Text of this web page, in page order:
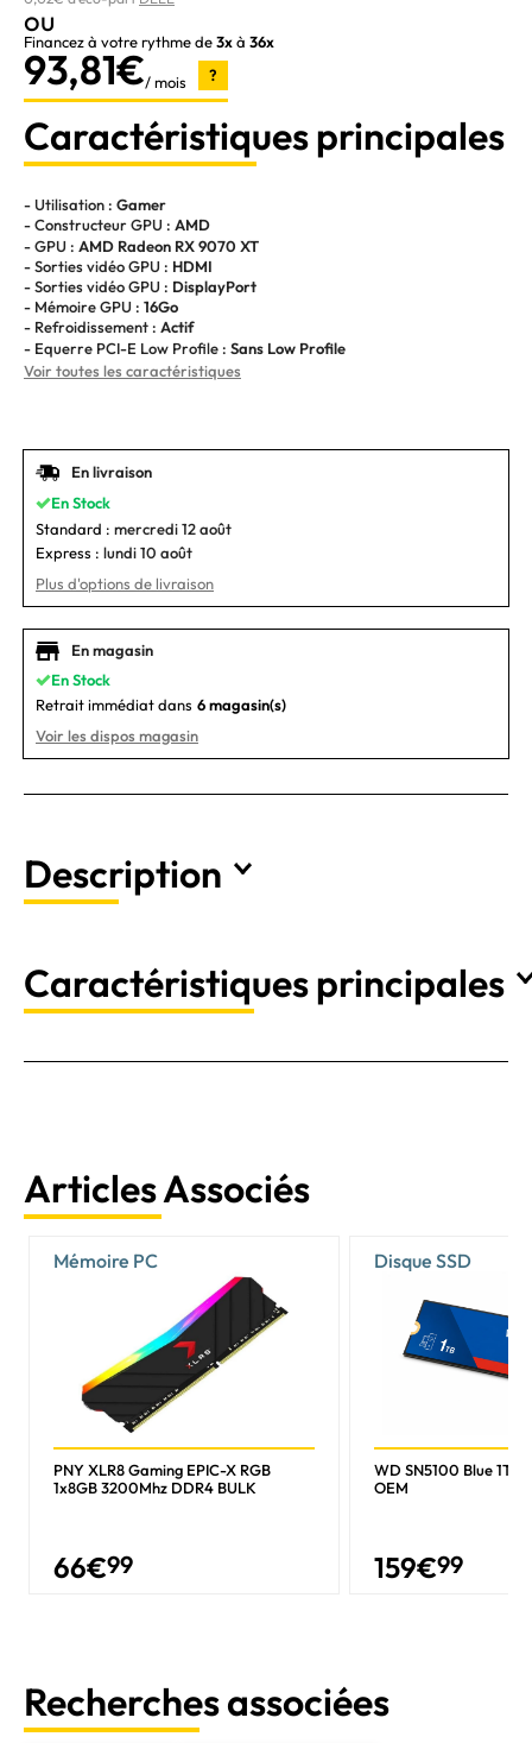
ou
Financez à votre rythme de3xà 36x
93,81€/ mois ?
Caractéristiques principales
- Utilisation : Gamer
- Constructeur GPU : AMD
- GPU : AMD Radeon RX 9070 XT
- Sorties vidéo GPU : HDMI
- Sorties vidéo GPU : DisplayPort
- Mémoire GPU : 16Go
- Refroidissement : Actif
- Equerre PCI-E Low Profile : Sans Low Profile
Voir toutes les caractéristiques
En livraison
En Stock
Standard : mercredi 12 août
Express : lundi 10 août
Plus d'options de livraison
En magasin
En Stock
Retrait immédiat dans 6 magasin(s)
Voir les dispos magasin
Description
Caractéristiques principales
Articles Associés
Mémoire PC
PNY XLR8 Gaming EPIC-X RGB
1x8GB 3200Mhz DDR4 BULK
66€99
Disque SSD
WD SN5100 Blue 1To
OEM
159€99
Recherches associées